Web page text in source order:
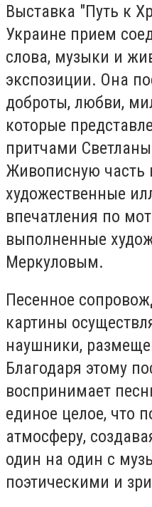
Выставка "Путь к
Украине прием
слова, музыки и
экспозиции. Она
доброты, любви,
которые
притчами
Живописную часть
художественные
впечатления по
выполненные
Меркуловым.
Песенное
картины
наушники,
Благодаря этому
воспринимает
единое целое, что
атмосферу,
один на один с
поэтическими и